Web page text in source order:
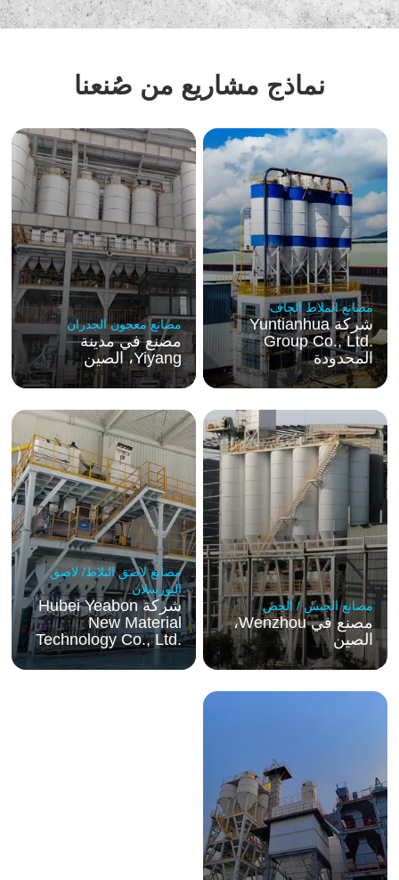
نماذج مشاريع من صُنعنا
مصانع الملاط الجاف
شركةYuntianhua
Group Co., Ltd.
المحدودة
مصانع معجون الجدران
مصنع في مدينة
Yiyang، الصين
مصانع الجبس / الجص
مصنع في Wenzhou،
الصين
مصانع لاصق البلاط/ لاصق
البورسلان
شركةHubei Yeabon
New Material
Technology Co., Ltd.